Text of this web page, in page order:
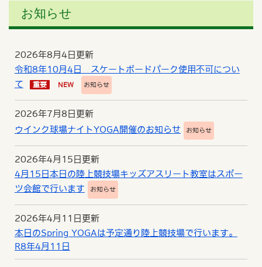
お知らせ
2026年8月4日更新
令和8年10月4日 スケートボードパーク使用不可につい
て
重要 NEW お知らせ
2026年7月8日更新
ウインク球場ナイトYOGA開催のお知らせ
お知らせ
2026年4月15日更新
4月15日本日の陸上競技場キッズアスリート教室はスポー
ツ会館で行います
お知らせ
2026年4月11日更新
本日のSpring YOGAは予定通り陸上競技場で行います。
R8年4月11日